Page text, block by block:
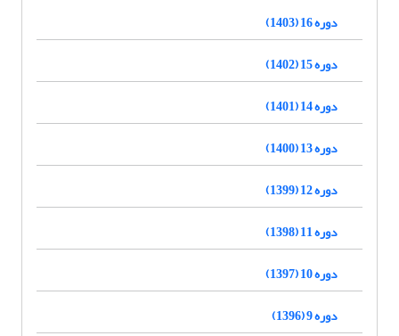
دوره 16 (1403)
دوره 15 (1402)
دوره 14 (1401)
دوره 13 (1400)
دوره 12 (1399)
دوره 11 (1398)
دوره 10 (1397)
دوره 9 (1396)